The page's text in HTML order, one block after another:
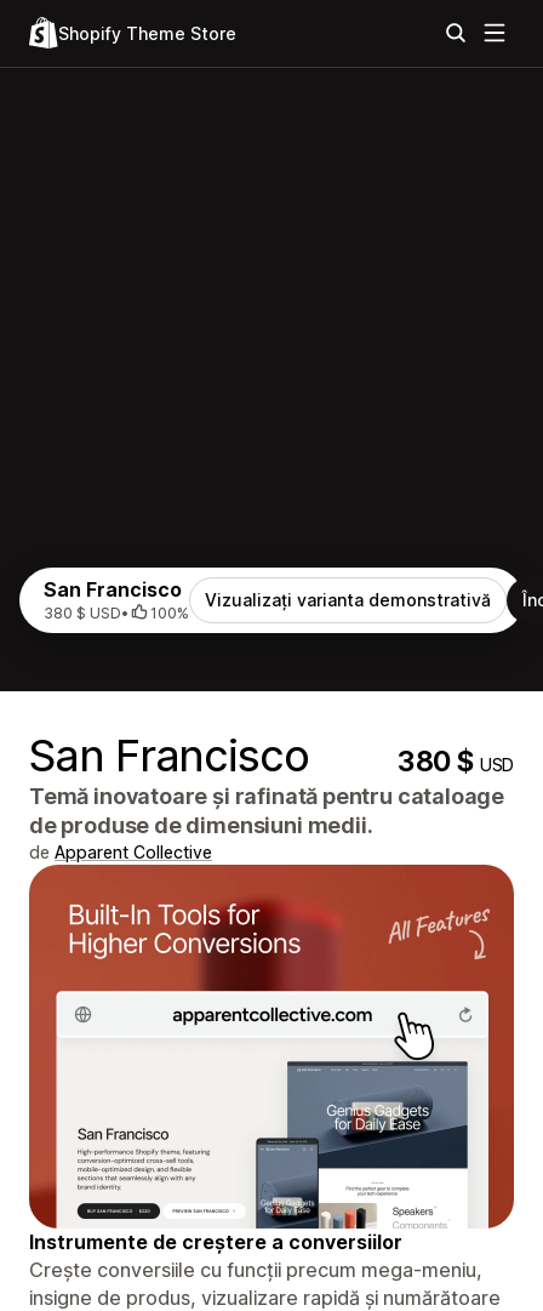
Shopify Theme Store
San Francisco
380 $ USD• 100%
Vizualizați varianta demonstrativă
San Francisco 380 $USD
Temă inovatoare și rafinată pentru cataloage
de produse de dimensiuni medii.
de Apparent Collective
Instrumente de creștere a conversiilor
Crește conversiile cu funcții precum mega-meniu,
insigne de produs, vizualizare rapidă și numărătoare